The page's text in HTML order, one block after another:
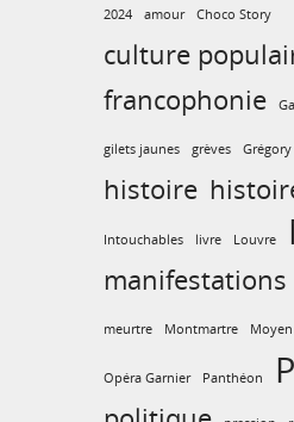
2024 amour Choco Story
culture
francophonie
gilets jaunes grèves
histoire
Intouchables livre Louvre
manifestations
meurtre Montmartre
Opéra Garnier Panthéon